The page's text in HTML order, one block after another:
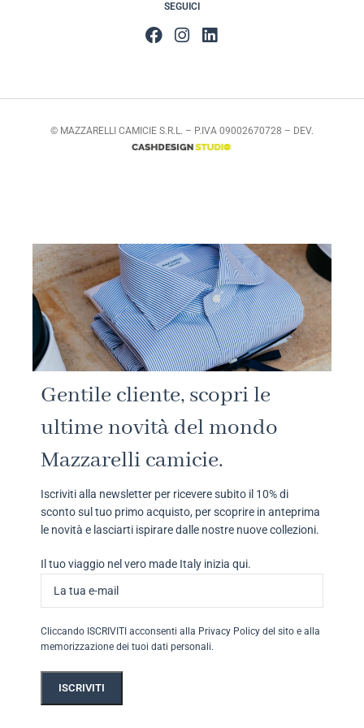
SEGUICI
© MAZZARELLI CAMICIE S.R.L. – P.IVA 09002670728 – DEV.
Gentile cliente, scopri le
ultime novità del mondo
Mazzarelli camicie.
Iscriviti alla newsletter per ricevere subito il 10% di
sconto sul tuo primo acquisto, per scoprire in anteprima
le novità e lasciarti ispirare dalle nostre nuove collezioni.
Il tuo viaggio nel vero made Italy inizia qui.
Cliccando ISCRIVITI acconsenti alla Privacy Policy del sito e alla
memorizzazione dei tuoi dati personali.